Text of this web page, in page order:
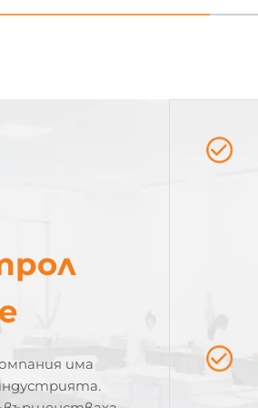
има